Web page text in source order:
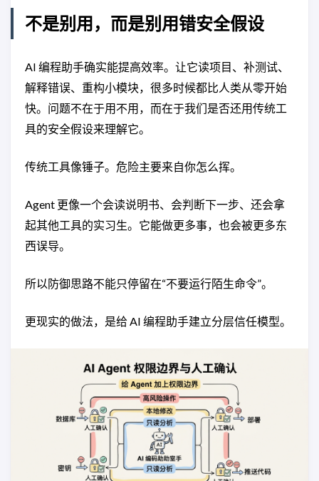
不是别用，而是别用错安全假设
AI 编程助手确实能提高效率。让它读项目、补测试、
解释错误、重构小模块，很多时候都比人类从零开始
快。问题不在于用不用，而在于我们是否还用传统工
具的安全假设来理解它。
传统工具像锤子。危险主要来自你怎么挥。
Agent 更像一个会读说明书、会判断下一步、还会拿
起其他工具的实习生。它能做更多事，也会被更多东
西误导。
所以防御思路不能只停留在“不要运行陌生命令”。
更现实的做法，是给 AI 编程助手建立分层信任模型。